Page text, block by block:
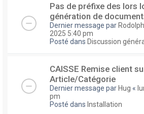
Pas de préfixe des lors
génération de
Dernier message par
2025 5:40 pm
Posté dans Discussion
CAISSE Remise client
Article/Catégorie
Dernier message par Hug «
pm
Posté dans Installation